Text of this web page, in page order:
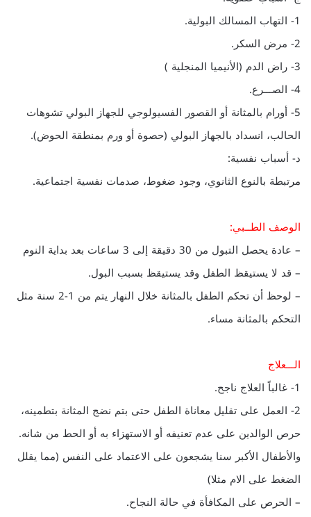
1- التهاب المسالك البولية.
2- مرض السكر.
3- راض الدم (الأنيميا المنجلية )
4- الصـــرع.
5- أورام بالمثانة أو القصور الفسيولوجي للجهاز البولي تشوهات
الحالب، انسداد بالجهاز البولي (حصوة أو ورم بمنطقة الحوض).
د- أسباب نفسية:
مرتبطة بالنوع الثانوي، وجود ضغوط، صدمات نفسية اجتماعية.
الوصف الطــبي:
– عادة يحصل التبول من 30 دقيقة إلى 3 ساعات بعد بداية النوم
– قد لا يستيقظ الطفل وقد يستيقظ بسبب البول.
– لوحظ أن تحكم الطفل بالمثانة خلال النهار يتم من 1-2 سنة مثل
التحكم بالمثانة مساء.
الـــعلاج
1- غالباً العلاج ناجح.
2- العمل على تقليل معاناة الطفل حتى بتم نضج المثانة بتطمينه،
حرص الوالدين على عدم تعنيفه أو الاستهزاء به أو الحط من شانه.
والأطفال الأكبر سنا يشجعون على الاعتماد على النفس (مما يقلل
الضغط على الام مثلا)
– الحرص على المكافأة في حالة النجاح.